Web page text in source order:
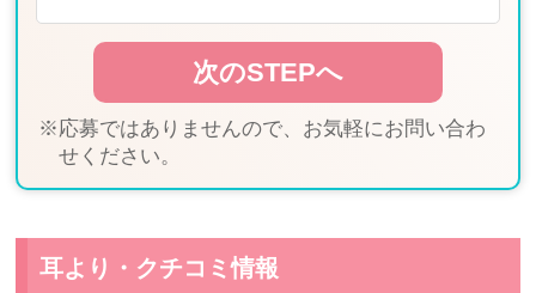
※応募ではありませんので、お気軽にお問い合わ
せください。
耳より・クチコミ情報